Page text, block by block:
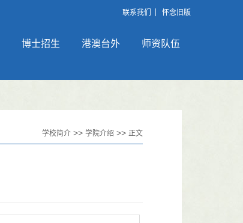
联系我们 怀念旧版
博士招生 港澳台外 师资队伍
学校简介 >> 学院介绍 >> 正文